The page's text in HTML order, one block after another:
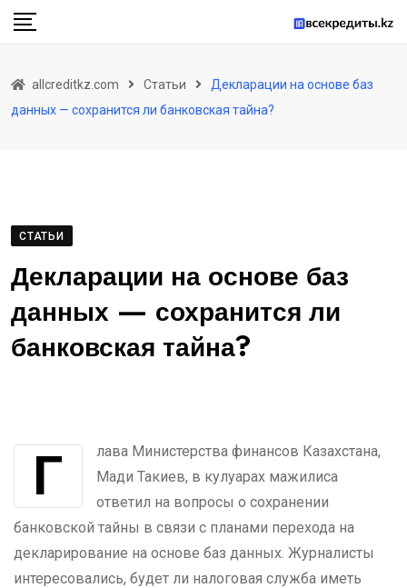
Skip
allcreditkz.com Статьи
Декларации на основе баз
данных — сохранится ли банковская тайна?
СТАТЬИ
Декларации на основе баз
данных — сохранится ли
банковская тайна?
Глава Министерства финансов Казахстана,
Мади Такиев, в кулуарах мажилиса
ответил на вопросы о сохранении
банковской тайны в связи с планами перехода на
декларирование на основе баз данных. Журналисты
интересовались, будет ли налоговая служба иметь